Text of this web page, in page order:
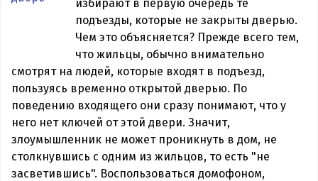
избирают в первую очередь те
подъезды, которые не закрыты дверью.
Чем это объясняется? Прежде всего тем,
что жильцы, обычно внимательно
смотрят на людей, которые входят в подъезд,
пользуясь временно открытой дверью. По
поведению входящего они сразу понимают, что у
него нет ключей от этой двери. Значит,
злоумышленник не может проникнуть в дом, не
столкнувшись с одним из жильцов, то есть "не
засветившись". Воспользоваться домофоном,